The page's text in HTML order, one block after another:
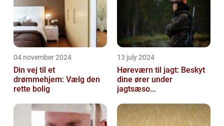
04 november 2024
Din vej til et
drømmehjem: Vælg den
rette bolig
13 july 2024
Høreværn til jagt: Beskyt
dine ører under
jagtsæso...